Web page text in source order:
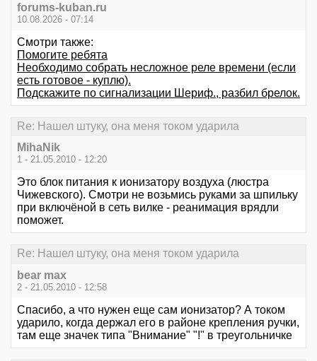
forums-kuban.ru
10.08.2026 - 07:14
Смотри также:
Помогите ребята
Необходимо собрать несложное реле времени (если
есть готовое - куплю).
Подскажите по сигнализации Шериф., разбил брелок.
Re: Нашел штуку, она меня током ударила
MihaNik
1 - 21.05.2010 - 12:20
Это блок питания к ионизатору воздуха (люстра
Чижевского). Смотри не возьмись руками за шпильку
при включёной в сеть вилке - реанимация врядли
поможет.
Re: Нашел штуку, она меня током ударила
bear max
2 - 21.05.2010 - 12:58
Спасибо, а что нужен еще сам ионизатор? А током
ударило, когда держал его в районе крепления ручки,
там еще значек типа "Внимание" "!" в треугольничке